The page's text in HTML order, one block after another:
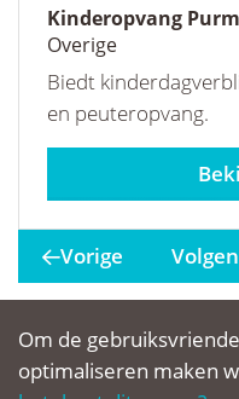
Kinderopvang
Overige
Biedt
en peuteropvang.
Vorige
© Clup Welzijn 2026
Om de
optimaliseren maken